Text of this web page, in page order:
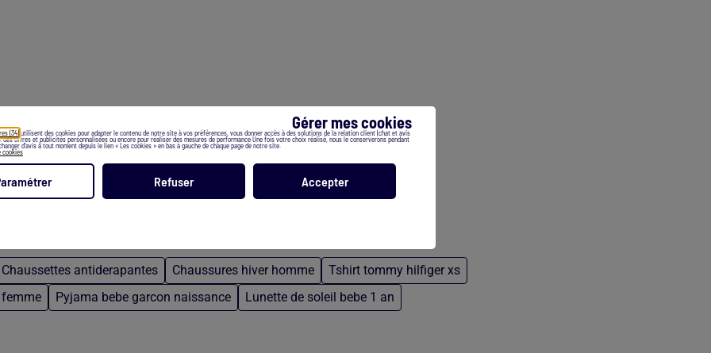
Gérer mes cookies
(34) utilisent des cookies pour adapter le contenu de notre site à vos préférences, vous donner accès à des solutions de la relation client (chat et avis
des offres et publicités personnalisées ou encore pour réaliser des mesures de performance.Une fois votre choix réalisé, nous le conserverons pendant
d’avis à tout moment depuis le lien « Les cookies » en bas à gauche de chaque page de notre site.
cookies
Refuser Accepter
Chaussettes antiderapantes Chaussures hiver homme
Tshirt tommy hilfiger xs
femme Pyjama bebe garcon naissance Lunette de soleil bebe 1 an